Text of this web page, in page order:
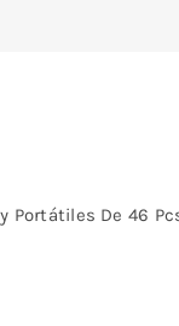
Portátiles De 46